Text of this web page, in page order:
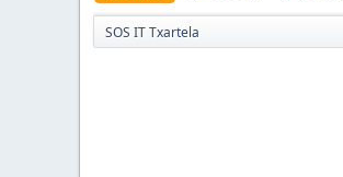
SOS IT Txartela